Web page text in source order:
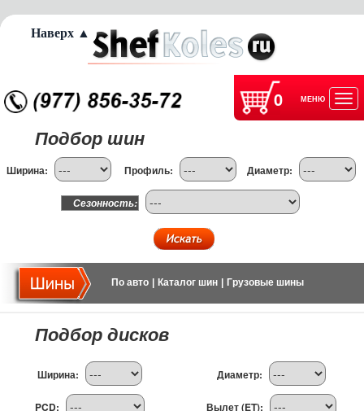
0 МЕНЮ
Подбор шин
Ширина: Профиль: Диаметр:
Сезонность:
По авто Каталог шин Грузовые шины
Подбор дисков
Ширина: Диаметр:
PCD: Вылет (ET):
Наверх ▲